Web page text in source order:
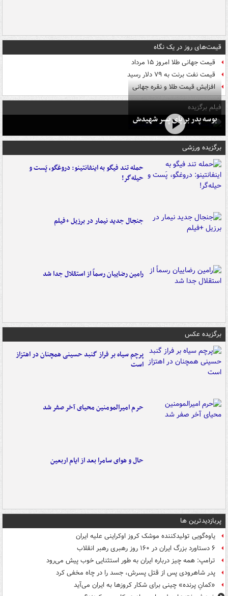
قیمت‌های روز در یک نگاه
قیمت جهانی طلا امروز ۱۵ مرداد
قیمت نفت برنت به ۷۹ دلار رسید
افزایش قیمت طلا و نقره جهانی
فیلم برگزیده
بوسه‌ پدر بر پای پسر شهیدش
برگزیده ورزشی
حمله تند فیگو به اینفانتینو: دروغگو، پَست‌ و
حیله‌گر!
جنجال جدید نیمار در برزیل +فیلم
رامین رضاییان رسماً از استقلال جدا شد
برگزیده عکس
پرچم سیاه بر فراز گنبد حسینی همچنان در اهتزاز
است
حرم امیرالمومنین محیای آخر صفر شد
حال و هوای سامرا بعد از ایام اربعین
پربازدیدترین ها
یاوه‌گویی تولیدکننده موشک کروز اوکراینی علیه ایران
۶ دستاورد بزرگ ایران در ۱۶۰ روز رهبری رهبر انقلاب
ترامپ: همه چیز درباره ایران به طور استثنایی خوب پیش می‌رود
پدر شاهرودی پس از قتل پسرش، جسد را در چاه مخفی کرد
«کمانِ پرنده» چینی برای شکار کروزها به ایران می‌آید